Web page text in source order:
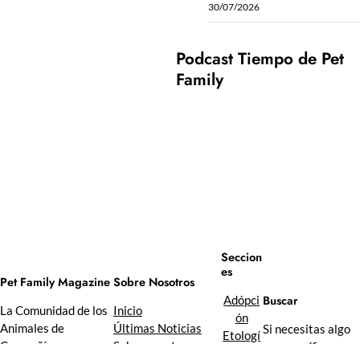
30/07/2026
Podcast Tiempo de Pet
Family
Pet Family Magazine
La Comunidad de los
Animales de
Sobre Nosotros
Inicio
Últimas Noticias
Seccion
es
Adópci
ón
Etologí
Buscar
Si necesitas algo